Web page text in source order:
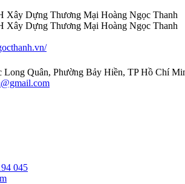
Xây Dựng Thương Mại Hoàng Ngọc Thanh
Xây Dựng Thương Mại Hoàng Ngọc Thanh
Quân, Phường Bảy Hiền, TP Hồ Chí
045